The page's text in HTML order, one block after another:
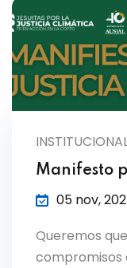
Manifesto
05 nov,
Queremos
compromisos